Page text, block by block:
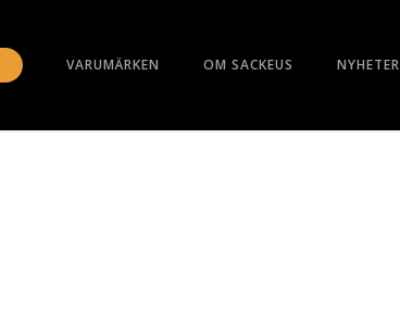
VARUMÄRKEN OM SACKEUS NYHETER